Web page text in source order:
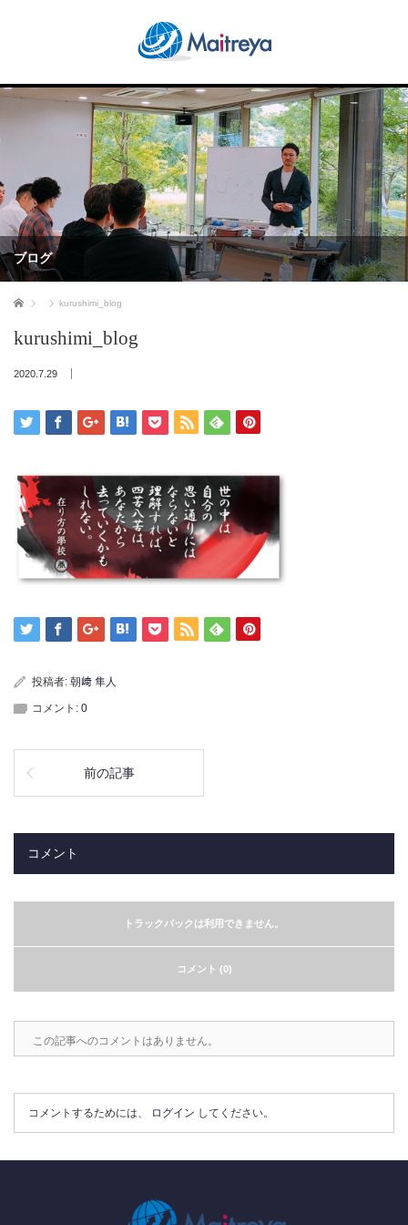
ブログ
ホーム kurushimi_blog
kurushimi_blog
2020.7.29
投稿者: 朝﨑 隼人
コメント: 0
前の記事
コメント
トラックバックは利用できません。
コメント (0)
この記事へのコメントはありません。
コメントするためには、 ログイン してください。